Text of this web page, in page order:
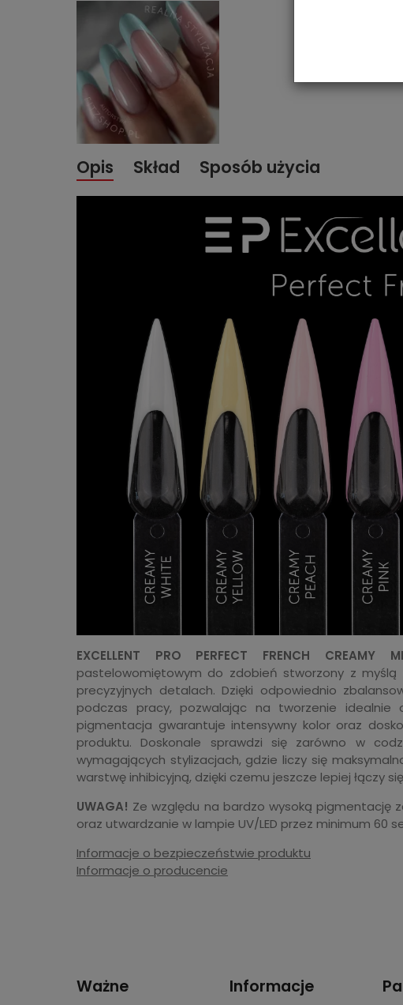
Opis Skład Sposób użycia
EXCELLENT PRO PERFECT FRENCH CREAMY
pastelowomiętowym do zdobień stworzony z myślą
precyzyjnych detalach. Dzięki odpowiednio
podczas pracy, pozwalając na tworzenie idealnie
pigmentacja gwarantuje intensywny kolor oraz
produktu. Doskonale sprawdzi się zarówno w
wymagających stylizacjach, gdzie liczy się
warstwę inhibicyjną, dzięki czemu jeszcze lepiej łączy
UWAGA! Ze względu na bardzo wysoką pigmentację
oraz utwardzanie w lampie UV/LED przez minimum 60
Informacje o bezpieczeństwie produktu
Informacje o producencie
Ważne Informacje